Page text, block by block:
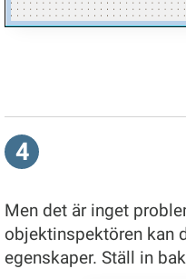
4
Men det är inget
objektinspektören kan
egenskaper. Ställ in